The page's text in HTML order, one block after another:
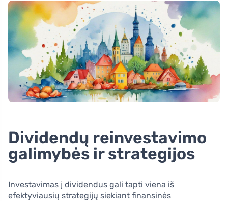
Dividendų reinvestavimo
galimybės ir strategijos
Investavimas į dividendus gali tapti viena iš
efektyviausių strategijų siekiant finansinės